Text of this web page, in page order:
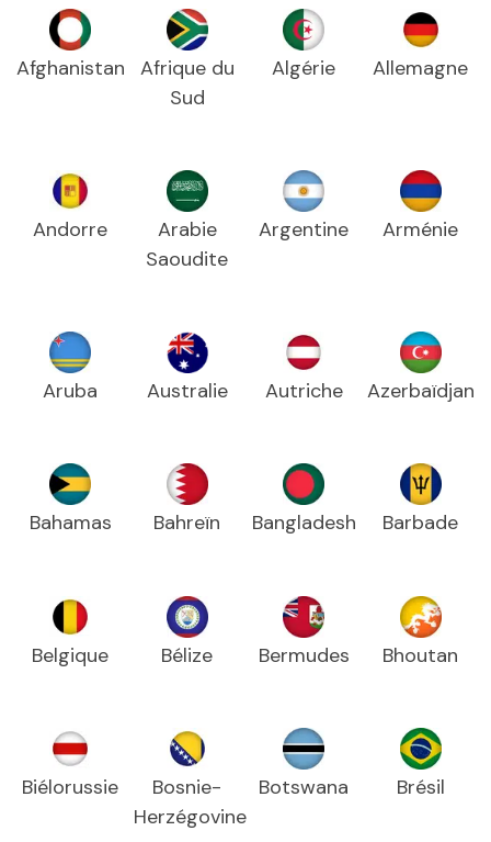
Afghanistan
Afrique du
Sud
Algérie Allemagne
Andorre
Arabie
Saoudite
Argentine Arménie
Aruba Australie Autriche Azerbaïdjan
Bahamas Bahreïn Bangladesh Barbade
Belgique Bélize Bermudes Bhoutan
Biélorussie
Bosnie-
Herzégovine
Botswana Brésil